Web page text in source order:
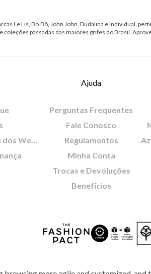
Le Lis, Bo.Bô, John John, Dudalina e Individual,
passadas das maiores grifes do Brasil.
Política de Privacidade dos Websites
Ajuda
Perguntas Frequentes
Fale Conosco
Regulamentos
Minha Conta
Trocas e Devoluções
Benefícios